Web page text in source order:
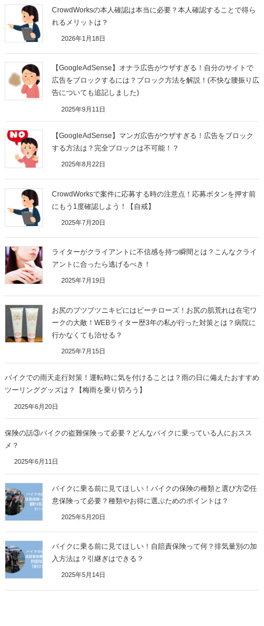
CrowdWorksの本人確認は本当に必要？本人確認することで得ら
れるメリットは？
2026年1月18日
【GoogleAdSense】オナラ広告がウザすぎる！自分のサイトで
広告をブロックするには？ブロック方法を解説！(不快な腰振り広
告についても追記しました)
2025年9月11日
【GoogleAdSense】マンガ広告がウザすぎる！広告をブロック
する方法は？完全ブロックは不可能！？
2025年8月22日
CrowdWorksで案件に応募する時の注意点！応募ボタンを押す前
にもう1度確認しよう！【自戒】
2025年7月20日
ライターがクライアントに不信感を持つ瞬間とは？こんなクライ
アントに合ったら逃げるべき！
2025年7月19日
お尻のブツブツニキビにはピーチローズ！お尻の肌荒れは在宅ワ
ークの大敵！WEBライター歴3年の私が行った対策とは？病院に
行かなくても治せる？
2025年7月15日
バイクでの雨天走行対策！運転時に気を付けることは？雨の日に備えたおすすめ
ツーリンググッズは？【梅雨を乗り切ろう】
2025年6月20日
保険の話③バイクの盗難保険って必要？どんなバイクに乗っている人におスス
メ？
2025年6月11日
バイクに乗る前に見てほしい！バイクの保険の種類と選び方②任
意保険って必要？種類やお得に選ぶためのポイントは？
2025年5月20日
バイクに乗る前に見てほしい！自賠責保険って何？排気量別の加
入方法は？引継ぎはできる？
2025年5月14日